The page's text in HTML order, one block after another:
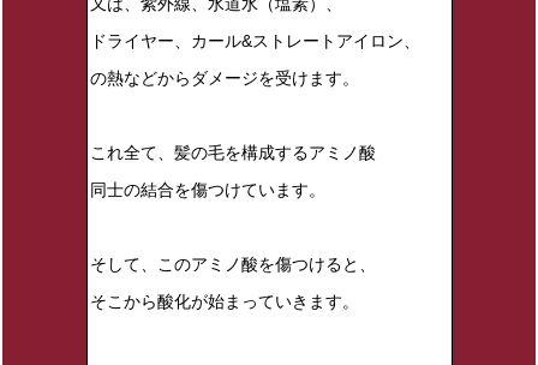
ドライヤー、カール&ストレートアイロン、
の熱などからダメージを受けます。
これ全て、髪の毛を構成するアミノ酸
同士の結合を傷つけています。
そして、このアミノ酸を傷つけると、
そこから酸化が始まっていきます。